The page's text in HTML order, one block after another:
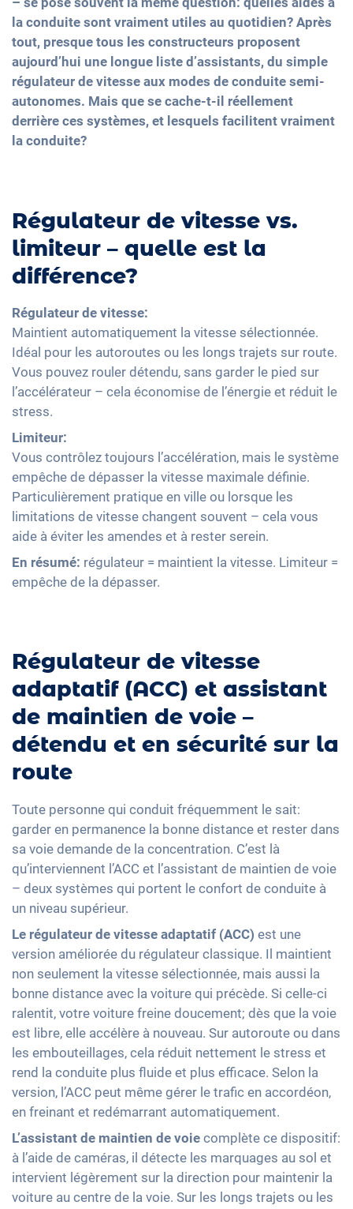
la conduite sont vraiment utiles au quotidien? Après
tout, presque tous les constructeurs proposent
aujourd’hui une longue liste d’assistants, du simple
régulateur de vitesse aux modes de conduite semi-
autonomes. Mais que se cache-t-il réellement
derrière ces systèmes, et lesquels facilitent vraiment
la conduite?
Régulateur de vitesse vs.
limiteur – quelle est la
différence?
Régulateur de vitesse:
Maintient automatiquement la vitesse sélectionnée.
Idéal pour les autoroutes ou les longs trajets sur route.
Vous pouvez rouler détendu, sans garder le pied sur
l’accélérateur – cela économise de l’énergie et réduit le
stress.
Limiteur:
Vous contrôlez toujours l’accélération, mais le système
empêche de dépasser la vitesse maximale définie.
Particulièrement pratique en ville ou lorsque les
limitations de vitesse changent souvent – cela vous
aide à éviter les amendes et à rester serein.
En résumé: régulateur = maintient la vitesse. Limiteur =
empêche de la dépasser.
Régulateur de vitesse
adaptatif (ACC) et assistant
de maintien de voie –
détendu et en sécurité sur la
route
Toute personne qui conduit fréquemment le sait:
garder en permanence la bonne distance et rester dans
sa voie demande de la concentration. C’est là
qu’interviennent l’ACC et l’assistant de maintien de voie
– deux systèmes qui portent le confort de conduite à
un niveau supérieur.
Le régulateur de vitesse adaptatif (ACC) est une
version améliorée du régulateur classique. Il maintient
non seulement la vitesse sélectionnée, mais aussi la
bonne distance avec la voiture qui précède. Si celle-ci
ralentit, votre voiture freine doucement; dès que la voie
est libre, elle accélère à nouveau. Sur autoroute ou dans
les embouteillages, cela réduit nettement le stress et
rend la conduite plus fluide et plus efficace. Selon la
version, l’ACC peut même gérer le trafic en accordéon,
en freinant et redémarrant automatiquement.
L’assistant de maintien de voie complète ce dispositif:
à l’aide de caméras, il détecte les marquages au sol et
intervient légèrement sur la direction pour maintenir la
voiture au centre de la voie. Sur les longs trajets ou les